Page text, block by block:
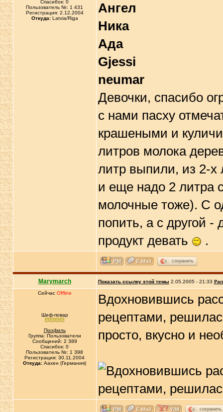
Спасибок: 0
Пользователь №: 1 431
Регистрация: 2.12.2004
Откуда:Latvia/Riga
Ангел
Ника
Ада
Gjessi
neumar
Девочки, спасибо
с нами пасху
крашеными и
литров молока
литр выпили, из 2-х
и еще надо 2 литра
молочные тоже). С
попить, а с другой -
продукт девать
.
сохранить
Marymarch Показать ссылку этой темы 2.05.2005 - 21:33
Сейчас Offline
Шеф-повар
Профиль
Группа: Пользователи
Сообщений: 2 389
Спасибок: 0
Пользователь №: 1 398
Регистрация: 30.11.2004
Откуда: Аахен (Германия)
Вдохновившись
рецептами,
просто, вкусно и
сохранить